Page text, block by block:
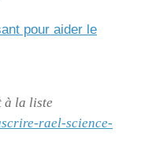
pour aider le
à la liste
rael-science-